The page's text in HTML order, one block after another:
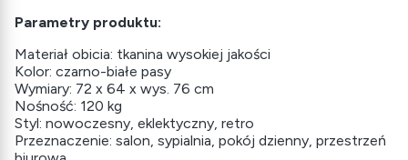
Parametry produktu:
Materiał obicia: tkanina wysokiej jakości
Kolor: czarno-białe pasy
Wymiary: 72 x 64 x wys. 76 cm
Nośność: 120 kg
Styl: nowoczesny, eklektyczny, retro
Przeznaczenie: salon, sypialnia, pokój dzienny, przestrzeń